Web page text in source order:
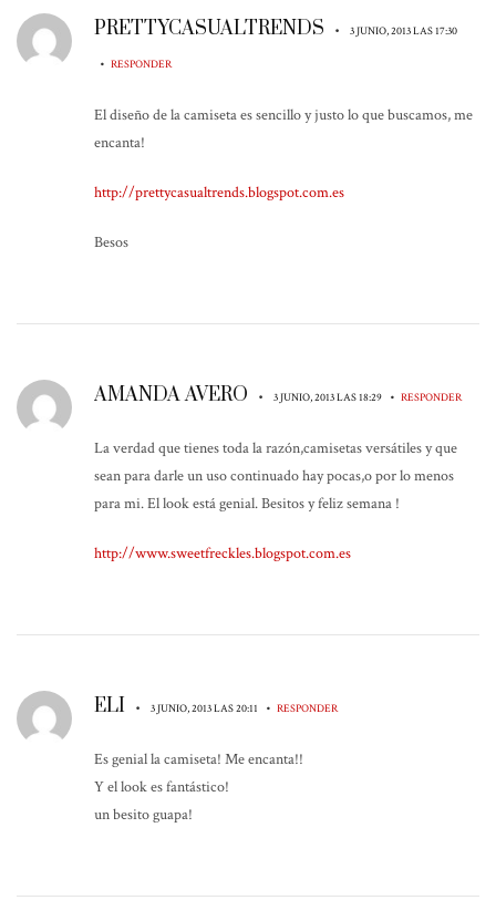
PRETTYCASUALTRENDS • 3 JUNIO, 2013 LAS 17:30
• RESPONDER
El diseño de la camiseta es sencillo y justo lo que buscamos, me
encanta!
http://prettycasualtrends.blogspot.com.es
Besos
AMANDA AVERO • 3 JUNIO, 2013 LAS 18:29 • RESPONDER
La verdad que tienes toda la razón,camisetas versátiles y que
sean para darle un uso continuado hay pocas,o por lo menos
para mi. El look está genial. Besitos y feliz semana !
http://www.sweetfreckles.blogspot.com.es
ELI • 3 JUNIO, 2013 LAS 20:11 • RESPONDER
Es genial la camiseta! Me encanta!!
Y el look es fantástico!
un besito guapa!